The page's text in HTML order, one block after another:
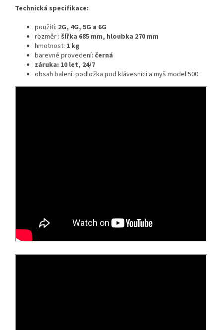
Technická specifikace:
použití: 2G, 4G, 5G a 6G
rozměr : šířka 685 mm, hloubka 270 mm
hmotnost: 1 kg
barevné provedení: černá
záruka: 10 let, 24/7
obsah balení: podložka pod klávesnici a myš model 500.